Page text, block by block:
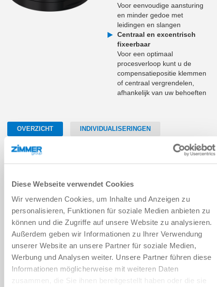
Diese Webseite verwendet Cookies
Wir verwenden Cookies, um Inhalte und Anzeigen zu
personalisieren, Funktionen für soziale Medien anbieten zu
können und die Zugriffe auf unsere Website zu analysieren.
Außerdem geben wir Informationen zu Ihrer Verwendung
unserer Website an unsere Partner für soziale Medien,
Werbung und Analysen weiter. Unsere Partner führen diese
Informationen möglicherweise mit weiteren Daten
zusammen, die Sie ihnen bereitgestellt haben oder die sie
Voor eenvoudige aansturing
en minder gedoe met
leidingen en slangen
Centraal en excentrisch
fixeerbaar
Voor een optimaal
procesverloop kunt u de
compensatiepositie klemmen
of centraal vergrendelen,
afhankelijk van uw behoeften
OVERZICHT INDIVIDUALISERINGEN
OPBOUW IN DOORSNEDE
Handlinggewicht max. [kg]
20
Verbindingsrobotflens [EN ISO 9409-1]
TK 40
TK 50
FILTERS RESETTEN